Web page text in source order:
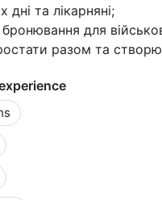
дні та лікарняні;
для
разом та